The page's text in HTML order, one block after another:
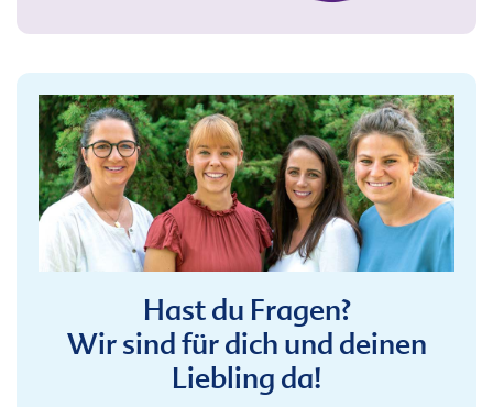
Hast du Fragen?
Wir sind für dich und deinen
Liebling da!